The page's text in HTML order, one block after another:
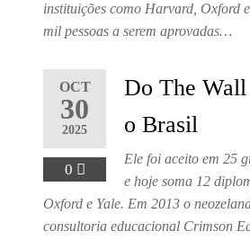
instituições como Harvard, Oxford
mil pessoas a serem aprovadas…
OCT
30
2025
0
Do The Wall
o Brasil
Ele foi aceito em 25
e hoje soma 12
Oxford e Yale. Em 2013 o
consultoria educacional Crimson